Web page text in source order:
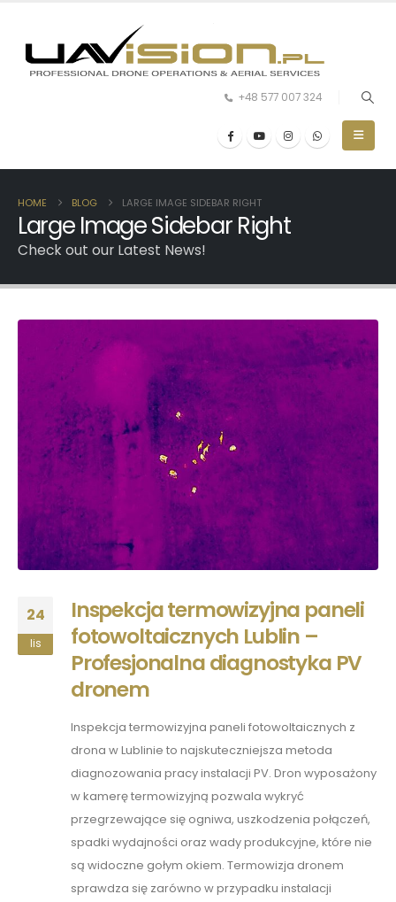
+48 577 007 324
HOME BLOG LARGE IMAGE SIDEBAR RIGHT
Large Image Sidebar Right
Check out our Latest News!
24
lis
Inspekcja termowizyjna paneli
fotowoltaicznych Lublin –
Profesjonalna diagnostyka PV
dronem
Inspekcja termowizyjna paneli fotowoltaicznych z
drona w Lublinie to najskuteczniejsza metoda
diagnozowania pracy instalacji PV. Dron wyposażony
w kamerę termowizyjną pozwala wykryć
przegrzewające się ogniwa, uszkodzenia połączeń,
spadki wydajności oraz wady produkcyjne, które nie
są widoczne gołym okiem. Termowizja dronem
sprawdza się zarówno w przypadku instalacji